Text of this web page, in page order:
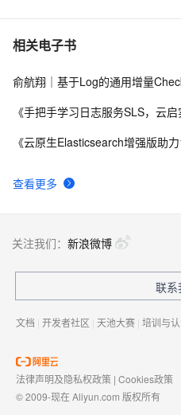
相关电子书
查看更多
俞航翔｜基于Log的通用增量
《手把手学习日志服务SLS，云
《云原生Elasticsearch增强版助
关注我们： 新浪微博
联系
文档 | 开发者社区 | 天池大赛 | 培训与
法律声明及隐私权政策 | Cookies政策
© 2009-现在 Aliyun.com 版权所有